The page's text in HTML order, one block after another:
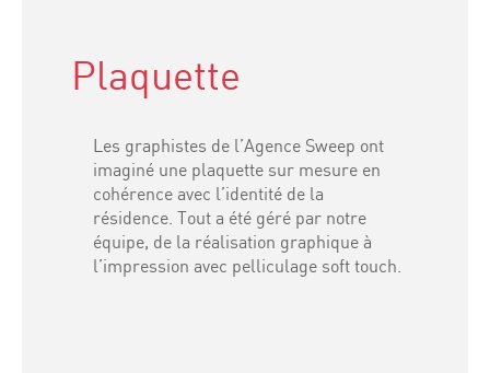
Plaquette
Les graphistes de l’Agence Sweep ont
imaginé une plaquette sur mesure en
cohérence avec l’identité de la
résidence. Tout a été géré par notre
équipe, de la réalisation graphique à
l’impression avec pelliculage soft touch.